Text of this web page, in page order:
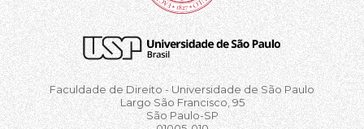
Faculdade de Direito - Universidade de São Paulo
Largo São Francisco, 95
São Paulo-SP